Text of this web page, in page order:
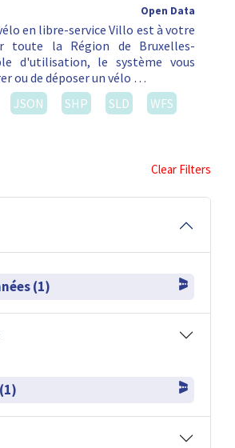
Open Data
en libre-service Villo est à votre
toute la Région de Bruxelles-
d'utilisation, le système vous
ou de déposer un vélo …
JSON SHP SLD
WFS
Clear Filters
(1)